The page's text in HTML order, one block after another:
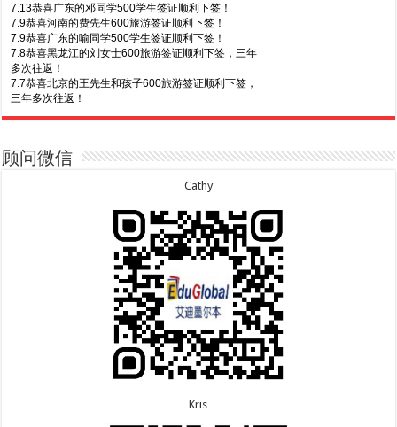
7.29恭喜日本的Motegi女士485工作签证顺利下签！
7.28恭喜山东的李先生189技术移民签证顺利下签！
7.24恭喜辽宁的蔡同学500学生签证顺利下签！
7.22恭喜安徽的吴先生190技术移民签证顺利下签！
7.22恭喜尼泊尔的Shrestha先生491州担保签证顺利
7.13恭喜广东的邓同学500学生签证顺利下签！
7.9恭喜河南的费先生600旅游签证顺利下签！
7.9恭喜广东的喻同学500学生签证顺利下签！
7.8恭喜黑龙江的刘女士600旅游签证顺利下签，三年
多次往返！
7.7恭喜北京的王先生和孩子600旅游签证顺利下签，
三年多次往返！
of Science offer!
7.1恭喜辽宁的穆先生600旅游签证顺利下签，一年多
次往返！
6.30恭喜马来西亚的YAP先生夫妇482签证顺利下
6.30恭喜新疆的赵女士155居住返回签证顺利下签！
6.30恭喜江苏的万女士夫妇870签证顺利下签！
6.24恭喜河北的张同学500学生签证顺利下签！
6.24恭喜山东的胡女士600旅游签证顺利下签，三年
顾问微信
Cathy
Kris